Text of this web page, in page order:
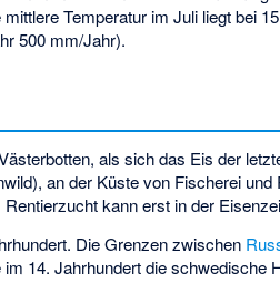
Temperatur im Juli liegt bei
500 mm/Jahr).
als sich das Eis der
an der Küste von Fischerei und
kann erst in der
Die Grenzen zwischen
14. Jahrhundert die schwedische